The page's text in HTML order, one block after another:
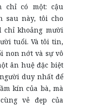
chỉ có một: cậu
sau này, tôi cho
chỉ khoảng mười
tuổi. Và tôi tin,
non nớt và sự vô
ân huệđặc biệt
duy nhất để
kín của bà, mà
vẻ đẹp của